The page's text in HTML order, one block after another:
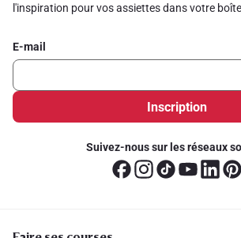
l'inspiration pour vos assiettes dans votre
E-mail
Inscription
Suivez-nous sur les réseaux